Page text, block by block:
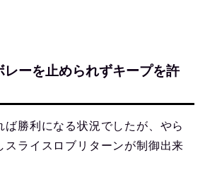
ーを止められずキープを許
ば勝利になる状況でしたが、やら
スライスロブリターンが制御出来